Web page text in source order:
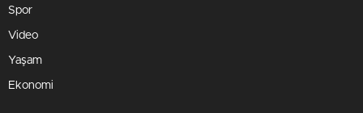
Spor
Video
Yaşam
Ekonomi